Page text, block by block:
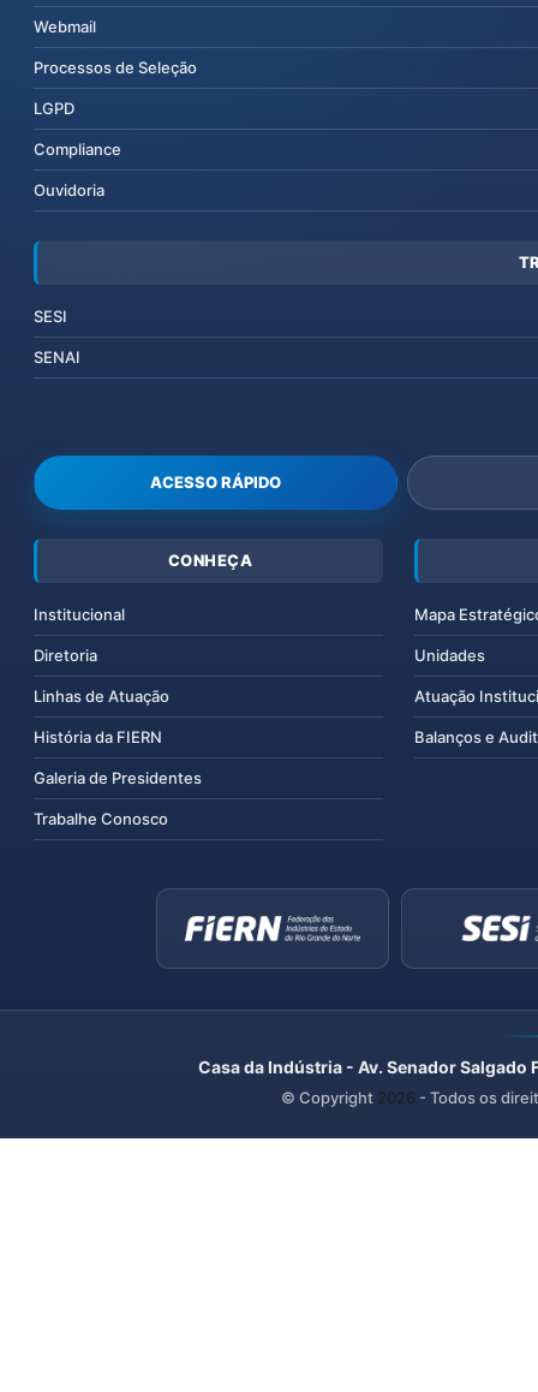
Webmail
Processos de Seleção
LGPD
Compliance
Ouvidoria
SESI
SENAI
ACESSO RÁPIDO
CONHEÇA
Institucional
Diretoria
Linhas de Atuação
História da FIERN
Galeria de Presidentes
Trabalhe Conosco
Mapa
Unidades
Atuação
Balanços e
Casa da Indústria - Av. Senador
© Copyright 2026 - Todos os